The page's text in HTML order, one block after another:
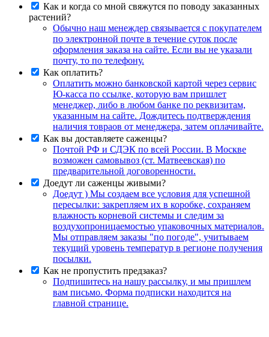
Как и когда со мной свяжутся по поводу заказанных
растений?
Обычно наш менеждер связывается с покупателем
по электронной почте в течение суток после
оформления заказа на сайте. Если вы не указали
почту, то по телефону.
Как оплатить?
Оплатить можно банковской картой через сервис
Ю-касса по ссылке, которую вам пришлет
менеджер, либо в любом банке по реквизитам,
указанным на сайте. Дождитесь подтверждения
наличия товраов от менеджера, затем оплачивайте.
Как вы доставляете саженцы?
Почтой РФ и СДЭК по всей России. В Москве
возможен самовывоз (ст. Матвеевская) по
предварительной договоренности.
Доедут ли саженцы живыми?
Доедут ) Мы создаем все условия для успешной
пересылки: закрепляем их в коробке, сохраняем
влажность корневой системы и следим за
воздухопроницаемостью упаковочных материалов.
Мы отправляем заказы "по погоде", учитываем
текущий уровень температур в регионе получения
посылки.
Как не пропустить предзаказ?
Подпишитесь на нашу рассылку, и мы пришлем
вам письмо. Форма подписки находится на
главной странице.